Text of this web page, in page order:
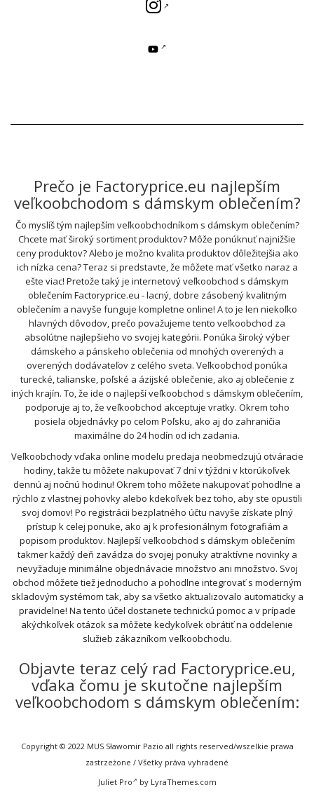
Prečo je Factoryprice.eu najlepším
veľkoobchodom s dámskym oblečením?
Čo myslíš tým najlepším veľkoobchodníkom s dámskym oblečením?
Chcete mať široký sortiment produktov? Môže ponúknuť najnižšie
ceny produktov? Alebo je možno kvalita produktov dôležitejšia ako
ich nízka cena? Teraz si predstavte, že môžete mať všetko naraz a
ešte viac! Pretože taký je internetový veľkoobchod s dámskym
oblečením Factoryprice.eu - lacný, dobre zásobený kvalitným
oblečením a navyše funguje kompletne online! A to je len niekoľko
hlavných dôvodov, prečo považujeme tento veľkoobchod za
absolútne najlepšieho vo svojej kategórii. Ponúka široký výber
dámskeho a pánskeho oblečenia od mnohých overených a
overených dodávateľov z celého sveta. Veľkoobchod ponúka
turecké, talianske, poľské a ázijské oblečenie, ako aj oblečenie z
iných krajín. To, že ide o najlepší veľkoobchod s dámskym oblečením,
podporuje aj to, že veľkoobchod akceptuje vratky. Okrem toho
posiela objednávky po celom Poľsku, ako aj do zahraničia
maximálne do 24 hodín od ich zadania.
Veľkoobchody vďaka online modelu predaja neobmedzujú otváracie
hodiny, takže tu môžete nakupovať 7 dní v týždni v ktorúkoľvek
dennú aj nočnú hodinu! Okrem toho môžete nakupovať pohodlne a
rýchlo z vlastnej pohovky alebo kdekoľvek bez toho, aby ste opustili
svoj domov! Po registrácii bezplatného účtu navyše získate plný
prístup k celej ponuke, ako aj k profesionálnym fotografiám a
popisom produktov. Najlepší veľkoobchod s dámskym oblečením
takmer každý deň zavádza do svojej ponuky atraktívne novinky a
nevyžaduje minimálne objednávacie množstvo ani množstvo. Svoj
obchod môžete tiež jednoducho a pohodlne integrovať s moderným
skladovým systémom tak, aby sa všetko aktualizovalo automaticky a
pravidelne! Na tento účel dostanete technickú pomoc a v prípade
akýchkoľvek otázok sa môžete kedykoľvek obrátiť na oddelenie
služieb zákazníkom veľkoobchodu.
Objavte teraz celý rad Factoryprice.eu,
vďaka čomu je skutočne najlepším
veľkoobchodom s dámskym oblečením:
Copyright © 2022 MUS Sławomir Pazio all rights reserved/wszelkie prawa
zastrzeżone / Všetky práva vyhradené
Juliet Pro
by LyraThemes.com